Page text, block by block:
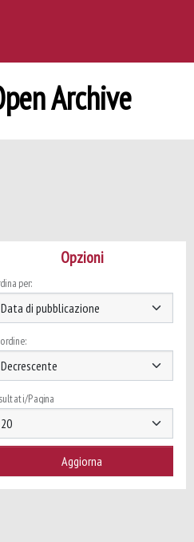
Archive
Opzioni
per:
Pagina